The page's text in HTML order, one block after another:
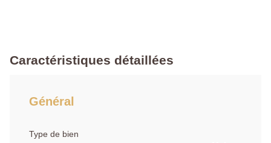
Caractéristiques détaillées
Général
Type de bien